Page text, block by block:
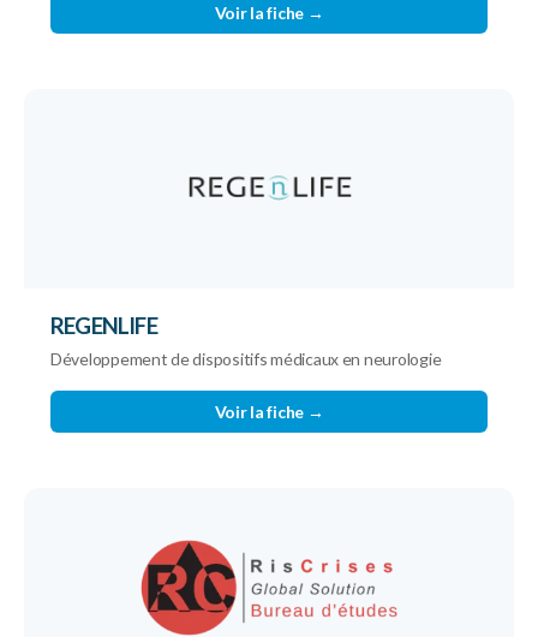
Voir la fiche →
REGENLIFE
Développement de dispositifs médicaux en neurologie
Voir la fiche →